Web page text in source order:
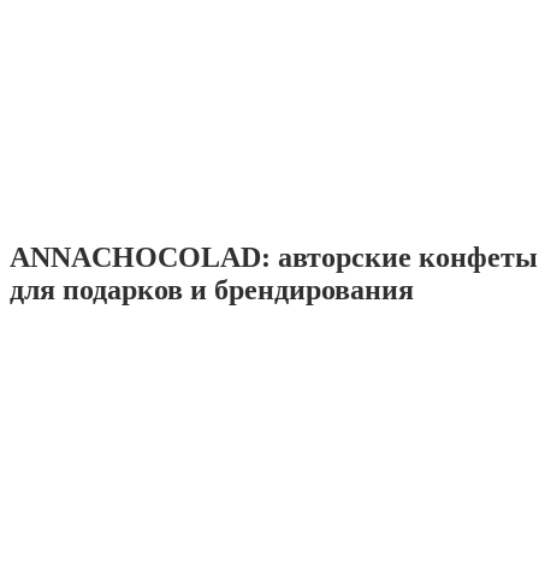
ANNACHOCOLAD: авторские
для подарков и брендирования